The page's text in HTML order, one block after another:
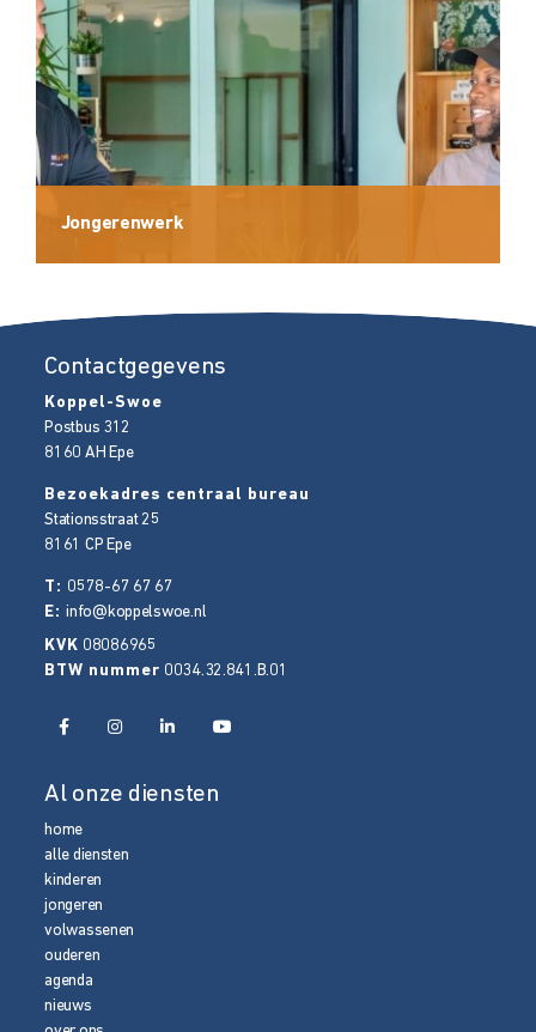
Jongerenwerk
Contactgegevens
Koppel-Swoe
Postbus 312
8160 AH Epe
Bezoekadres centraal bureau
Stationsstraat 25
8161 CP Epe
T: 0578-67 67 67
E:info@koppelswoe.nl
KVK 08086965
BTW nummer 0034.32.841.B.01
Al onze diensten
home
alle diensten
kinderen
jongeren
volwassenen
ouderen
agenda
nieuws